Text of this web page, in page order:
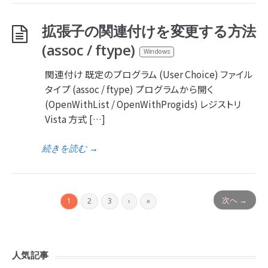
拡張子の関連付けを変更する方法
(assoc / ftype)
Windows
関連付け 既定のプログラム (User Choice) ファイル
タイプ (assoc / ftype) プログラムから開く
(OpenWithList / OpenWithProgids) レジストリ
Vista 方式 […]
続きを読む→
1 2 3 › » 次へ →
人気記事